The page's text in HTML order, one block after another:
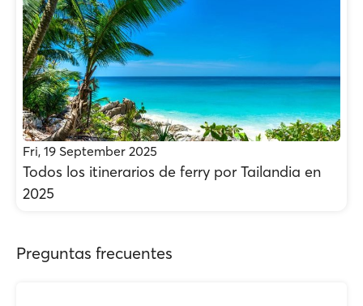
Fri, 19 September 2025
Todos los itinerarios de ferry por Tailandia en
2025
Preguntas frecuentes